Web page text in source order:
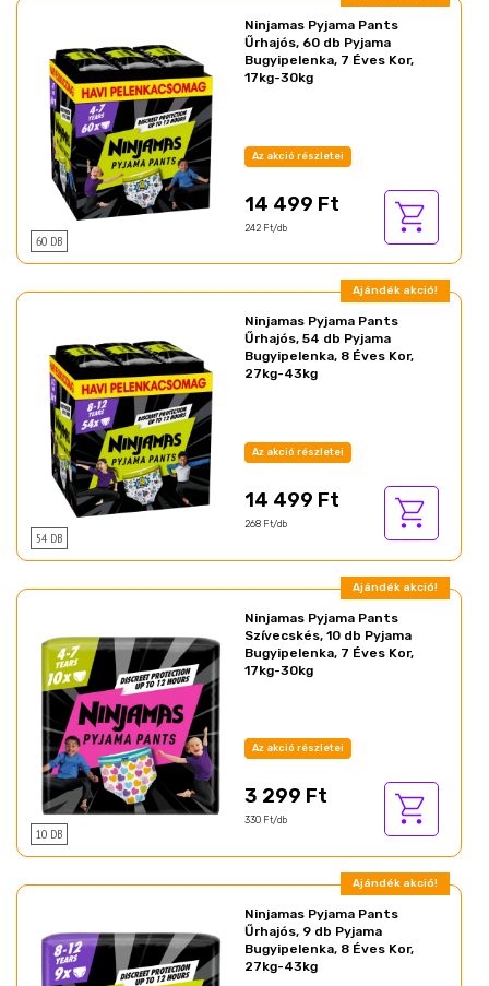
60 DB
Ninjamas Pyjama Pants
Űrhajós, 60 db Pyjama
Bugyipelenka, 7 Éves Kor,
17kg-30kg
Az akció részletei
14 499 Ft
242 Ft/db
Ajándék akció!
54 DB
Ninjamas Pyjama Pants
Űrhajós, 54 db Pyjama
Bugyipelenka, 8 Éves Kor,
27kg-43kg
Az akció részletei
14 499 Ft
268 Ft/db
Ajándék akció!
10 DB
Ninjamas Pyjama Pants
Szívecskés, 10 db Pyjama
Bugyipelenka, 7 Éves Kor,
17kg-30kg
Az akció részletei
3 299 Ft
330 Ft/db
Ajándék akció!
Ninjamas Pyjama Pants
Űrhajós, 9 db Pyjama
Bugyipelenka, 8 Éves Kor,
27kg-43kg